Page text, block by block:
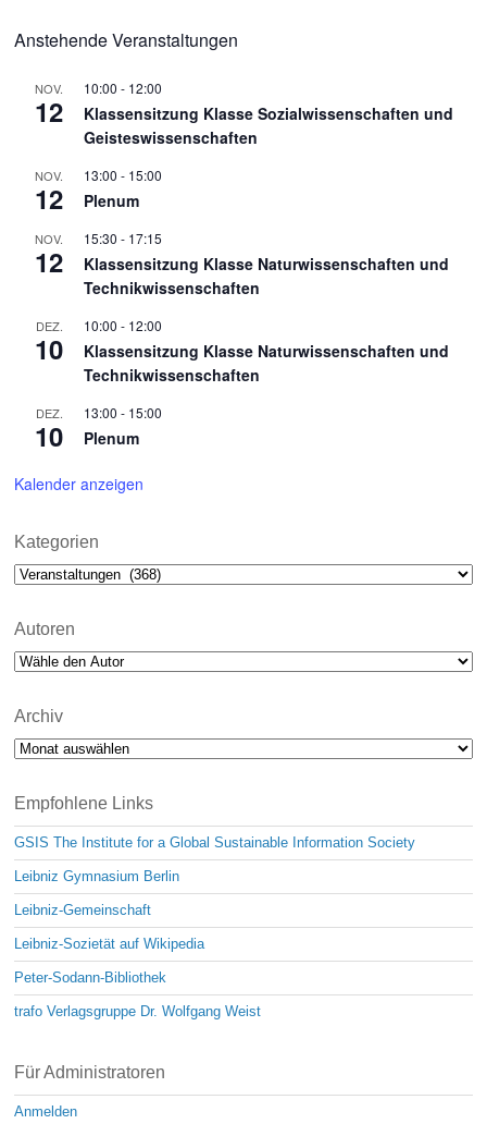
Anstehende Veranstaltungen
NOV.
12
10:00 - 12:00
Klassensitzung Klasse Sozialwissenschaften und
Geisteswissenschaften
NOV.
12
13:00 - 15:00
Plenum
NOV.
12
15:30 - 17:15
Klassensitzung Klasse Naturwissenschaften und
Technikwissenschaften
DEZ.
10
10:00 - 12:00
Klassensitzung Klasse Naturwissenschaften und
Technikwissenschaften
DEZ.
10
13:00 - 15:00
Plenum
Kalender anzeigen
Kategorien
Kategorien
Autoren
Archiv
Archiv
Empfohlene Links
GSIS The Institute for a Global Sustainable Information Society
Leibniz Gymnasium Berlin
Leibniz-Gemeinschaft
Leibniz-Sozietät auf Wikipedia
Peter-Sodann-Bibliothek
trafo Verlagsgruppe Dr. Wolfgang Weist
Für Administratoren
Anmelden